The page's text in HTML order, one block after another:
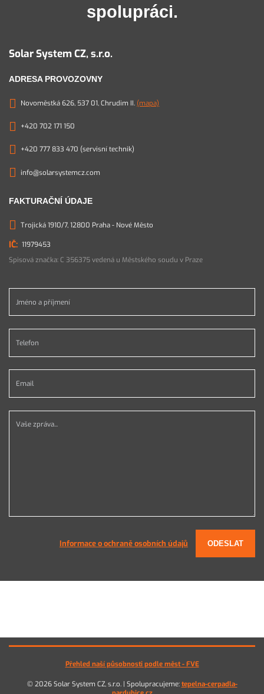
spolupráci.
Solar System CZ, s.r.o.
ADRESA PROVOZOVNY
Novoměstká 626, 537 01, Chrudim II. (mapa)
+420 702 171 150
+420 777 833 470 (servisní technik)
info@solarsystemcz.com
FAKTURAČNÍ ÚDAJE
Trojická 1910/7, 12800 Praha - Nové Město
11979453
Spisová značka: C 356375 vedená u Městského soudu v Praze
Jméno a příjmení *
Telefon *
Email *
Vaše zpráva...
Informace o ochraně osobních údajů ODESLAT
Přehled naší působnosti podle měst - FVE
© 2026 Solar System CZ, s.r.o. | Spolupracujeme:tepelna-cerpadla-